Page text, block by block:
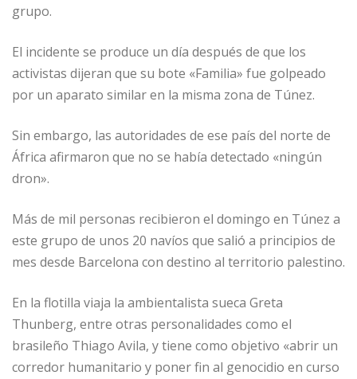
grupo.
El incidente se produce un día después de que los
activistas dijeran que su bote «Familia» fue golpeado
por un aparato similar en la misma zona de Túnez.
Sin embargo, las autoridades de ese país del norte de
África afirmaron que no se había detectado «ningún
dron».
Más de mil personas recibieron el domingo en Túnez a
este grupo de unos 20 navíos que salió a principios de
mes desde Barcelona con destino al territorio palestino.
En la flotilla viaja la ambientalista sueca Greta
Thunberg, entre otras personalidades como el
brasileño Thiago Avila, y tiene como objetivo «abrir un
corredor humanitario y poner fin al genocidio en curso